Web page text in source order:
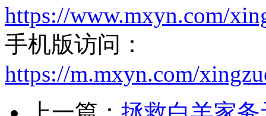
https://www.mxyn.com/
手机版访问：
https://m.mxyn.com/